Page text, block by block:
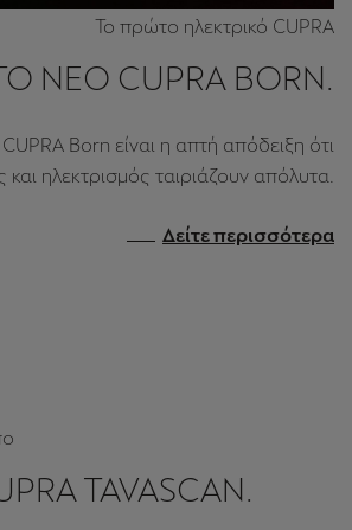
Το πρώτο ηλεκτρικό CUPRA
ΝΈΟ CUPRA BORN.
Born είναι η απτή απόδειξη ότι
και ηλεκτρισμός ταιριάζουν απόλυτα.
Δείτε περισσότερα